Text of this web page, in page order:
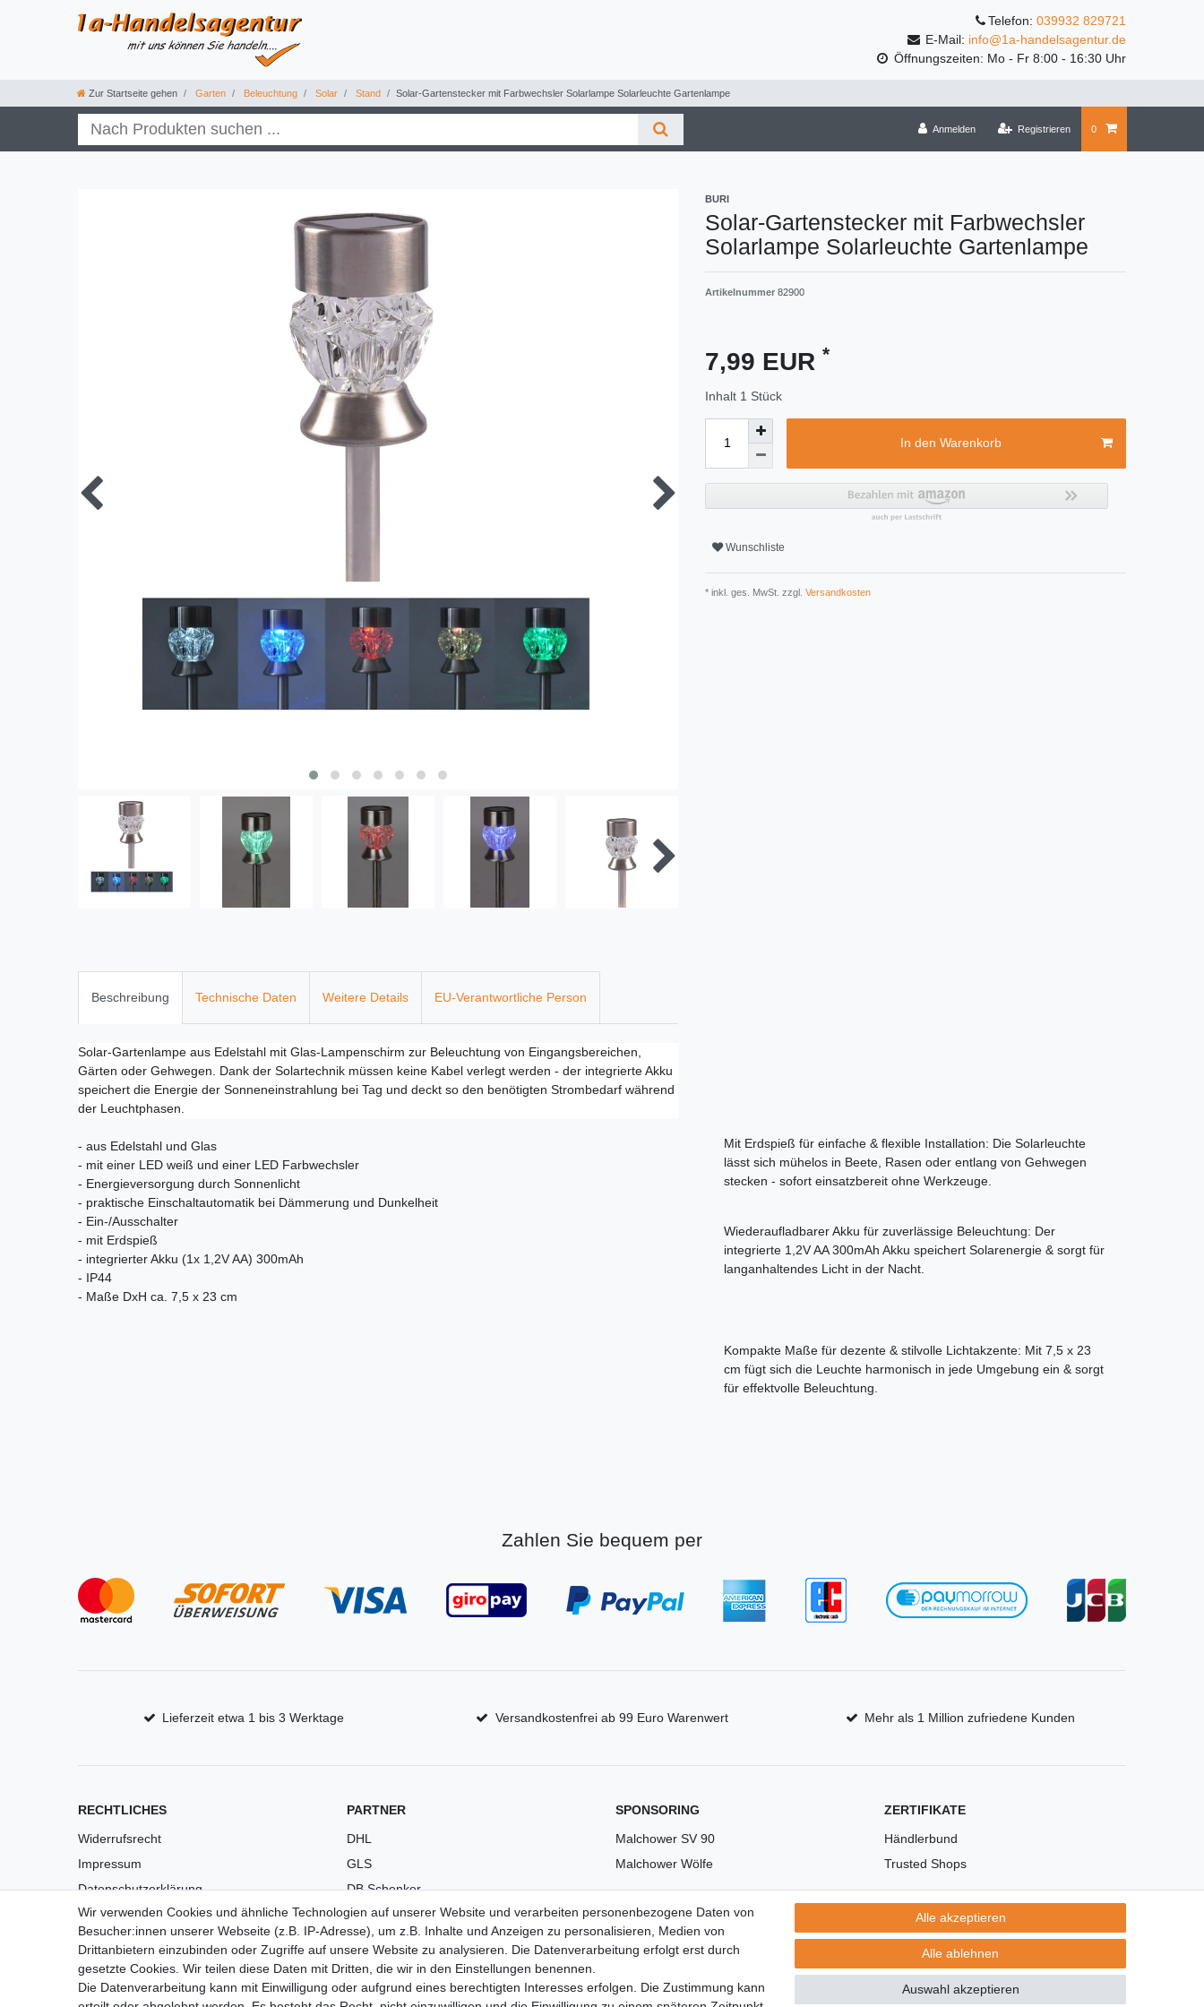
Telefon: 039932 829721
E-Mail: info@1a-handelsagentur.de
Öffnungszeiten: Mo - Fr 8:00 - 16:30 Uhr
Zur Startseite gehen Garten Beleuchtung Solar Stand Solar-Gartenstecker mit Farbwechsler Solarlampe Solarleuchte Gartenlampe
Anmelden Registrieren 0
BURI
Solar-Gartenstecker mit Farbwechsler
Solarlampe Solarleuchte Gartenlampe
Artikelnummer 82900
7,99 EUR *
Inhalt 1 Stück
In den Warenkorb
Wunschliste
* inkl. ges. MwSt. zzgl. Versandkosten
Beschreibung Technische Daten Weitere Details EU-Verantwortliche Person
Solar-Gartenlampe aus Edelstahl mit Glas-Lampenschirm zur Beleuchtung von Eingangsbereichen,
Gärten oder Gehwegen. Dank der Solartechnik müssen keine Kabel verlegt werden - der integrierte Akku
speichert die Energie der Sonneneinstrahlung bei Tag und deckt so den benötigten Strombedarf während
der Leuchtphasen.
- aus Edelstahl und Glas
- mit einer LED weiß und einer LED Farbwechsler
- Energieversorgung durch Sonnenlicht
- praktische Einschaltautomatik bei Dämmerung und Dunkelheit
- Ein-/Ausschalter
- mit Erdspieß
- integrierter Akku (1x 1,2V AA) 300mAh
- IP44
- Maße DxH ca. 7,5 x 23 cm
Mit Erdspieß für einfache & flexible Installation: Die Solarleuchte
lässt sich mühelos in Beete, Rasen oder entlang von Gehwegen
stecken - sofort einsatzbereit ohne Werkzeuge.
Wiederaufladbarer Akku für zuverlässige Beleuchtung: Der
integrierte 1,2V AA 300mAh Akku speichert Solarenergie & sorgt für
langanhaltendes Licht in der Nacht.
Kompakte Maße für dezente & stilvolle Lichtakzente: Mit 7,5 x 23
cm fügt sich die Leuchte harmonisch in jede Umgebung ein & sorgt
für effektvolle Beleuchtung.
Zahlen Sie bequem per
Lieferzeit etwa 1 bis 3 Werktage Versandkostenfrei ab 99 Euro Warenwert Mehr als 1 Million zufriedene Kunden
RECHTLICHES
Widerrufsrecht
Impressum
Datenschutzerklärung
AGB
Versandkosten
Barrierefreiheit
Anleitungen
PARTNER
DHL
GLS
DB Schenker
PaketPLUS
SPONSORING
Malchower SV 90
Malchower Wölfe
ZERTIFIKATE
Händlerbund
Trusted Shops
Wir verwenden Cookies und ähnliche Technologien auf unserer Website und verarbeiten personenbezogene Daten von
Besucher:innen unserer Webseite (z.B. IP-Adresse), um z.B. Inhalte und Anzeigen zu personalisieren, Medien von
Drittanbietern einzubinden oder Zugriffe auf unsere Website zu analysieren. Die Datenverarbeitung erfolgt erst durch
gesetzte Cookies. Wir teilen diese Daten mit Dritten, die wir in den Einstellungen benennen.
Die Datenverarbeitung kann mit Einwilligung oder aufgrund eines berechtigten Interesses erfolgen. Die Zustimmung kann
Alle akzeptieren
Alle ablehnen
Auswahl akzeptieren